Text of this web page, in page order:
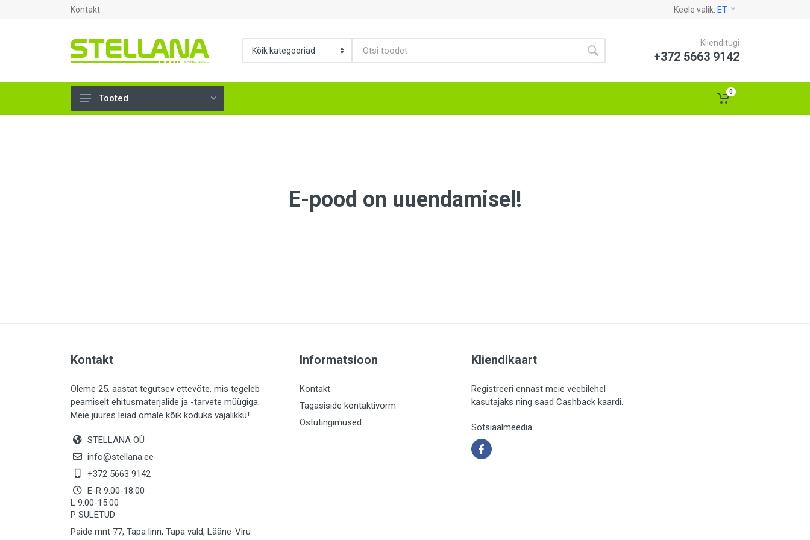
Kontakt Keele valik: ET
Klienditugi
+372 5663 9142
LIISTUD (183)
KIVID (31)
KATTED (133)
MAALRITARBED (1029)
SOOJUSTUS (15)
KEEMIA (222)
TÖÖRIIDED (117)
SAUN (8)
Tooted
0
E-pood on uuendamisel!
Kontakt
Oleme 25. aastat tegutsev ettevõte, mis tegeleb
peamiselt ehitusmaterjalide ja -tarvete müügiga.
Meie juures leiad omale kõik koduks vajalikku!
STELLANA OÜ
info@stellana.ee
+372 5663 9142
E-R 9.00-18.00
L 9.00-15.00
P SULETUD
Paide mnt 77, Tapa linn, Tapa vald, Lääne-Viru
Informatsioon
Kontakt
Tagasiside kontaktivorm
Ostutingimused
Kliendikaart
Registreeri ennast meie veebilehel
kasutajaks ning saad Cashback kaardi.
Sotsiaalmeedia